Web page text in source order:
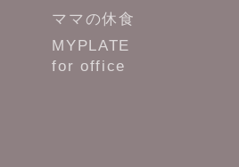
ママの休食
MYPLATE
for office